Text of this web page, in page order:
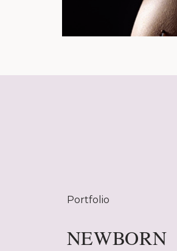
Portfolio
NEWBORN